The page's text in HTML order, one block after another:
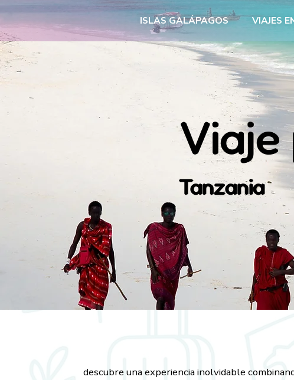
ISLAS GALÁPAGOS VIAJES
Viaje
Tanzania
descubre una experiencia inolvidable